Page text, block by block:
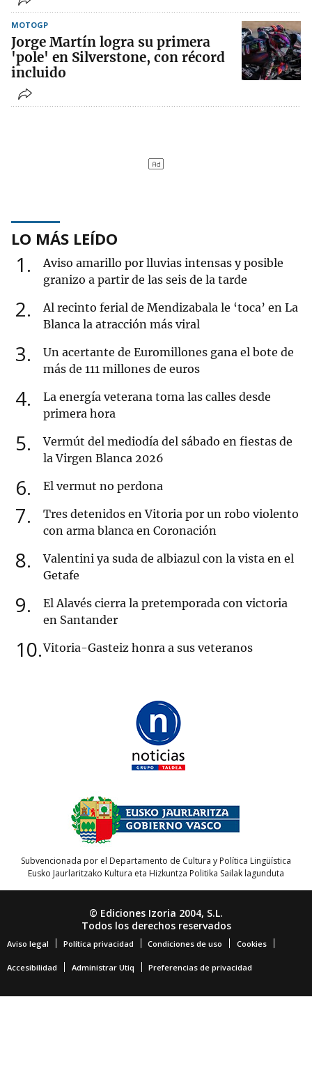
MOTOGP
Jorge Martín logra su primera
'pole' en Silverstone, con récord
incluido
LO MÁS LEÍDO
1
Aviso amarillo por lluvias intensas y posible
granizo a partir de las seis de la tarde
2
Al recinto ferial de Mendizabala le ‘toca’ en La
Blanca la atracción más viral
3
Un acertante de Euromillones gana el bote de
más de 111 millones de euros
4
La energía veterana toma las calles desde
primera hora
5
Vermút del mediodía del sábado en fiestas de
la Virgen Blanca 2026
6 El vermut no perdona
7
Tres detenidos en Vitoria por un robo violento
con arma blanca en Coronación
8
Valentini ya suda de albiazul con la vista en el
Getafe
9
El Alavés cierra la pretemporada con victoria
en Santander
10 Vitoria-Gasteiz honra a sus veteranos
Subvencionada por el Departamento de Cultura y Política Lingüística
Eusko Jaurlaritzako Kultura eta Hizkuntza Politika Sailak lagunduta
© Ediciones Izoria 2004, S.L.
Todos los derechos reservados
Aviso legal Política privacidad Condiciones de uso Cookies
Accesibilidad Administrar Utiq Preferencias de privacidad